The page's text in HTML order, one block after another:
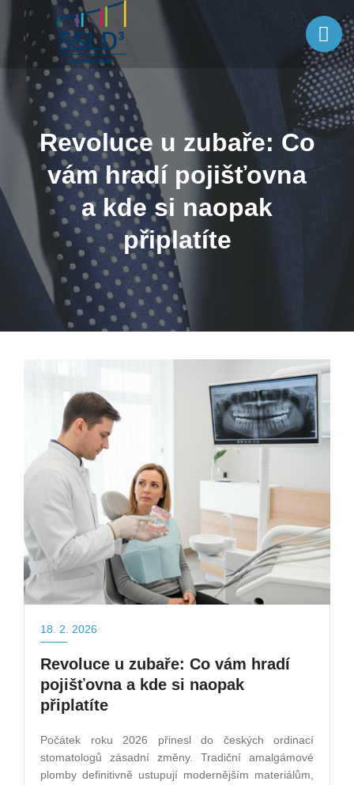
Revoluce u zubaře: Co
vám hradí pojišťovna
a kde si naopak
připlatíte
18. 2. 2026
Revoluce u zubaře: Co vám hradí
pojišťovna a kde si naopak
připlatíte
Počátek roku 2026 přinesl do českých ordinací
stomatologů zásadní změny. Tradiční amalgámové
plomby definitivně ustupují modernějším materiálům,